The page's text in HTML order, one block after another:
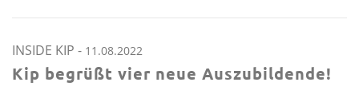
INSIDE KIP - 11.08.2022
Kip begrüßt vier neue Auszubildende!